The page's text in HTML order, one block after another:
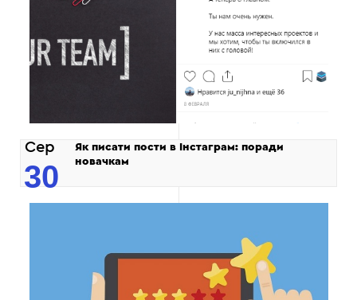
Сер
30
Як писати пости в Інстаграм: поради
новачкам